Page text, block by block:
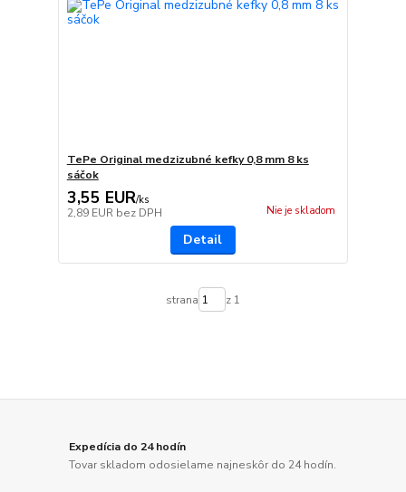
TePe Original medzizubné kefky 0,8 mm 8 ks
sáčok
3,55 EUR/ks
2,89 EUR bez DPH Nie je skladom
Detail
strana z 1
Expedícia do 24 hodín
Tovar skladom odosielame najneskôr do 24 hodín.